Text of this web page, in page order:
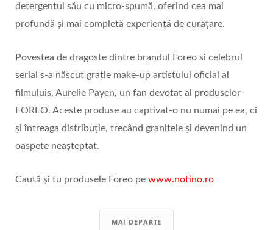
detergentul său cu micro-spumă, oferind cea mai
profundă și mai completă experiență de curățare.
Povestea de dragoste dintre brandul Foreo si celebrul
serial s-a născut grație make-up artistului oficial al
filmuluis, Aurelie Payen, un fan devotat al produselor
FOREO. Aceste produse au captivat-o nu numai pe ea, ci
și întreaga distribuție, trecând granițele și devenind un
oaspete neașteptat.
Caută și tu produsele Foreo pe www.notino.ro
MAI DEPARTE